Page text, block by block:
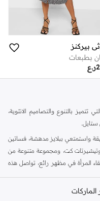
بيركنز
بطبعات
ر.ع
تتميز بالتنوع والتصاميم الانثوية،
واستمتعي ببلايز مدهشة، فساتين
وتيشيرتات كت، ومجموعة متنوعة من
المرأة في مظهر رائع، تواصل هذه
البحث عن فستان مثالي للحفلات او